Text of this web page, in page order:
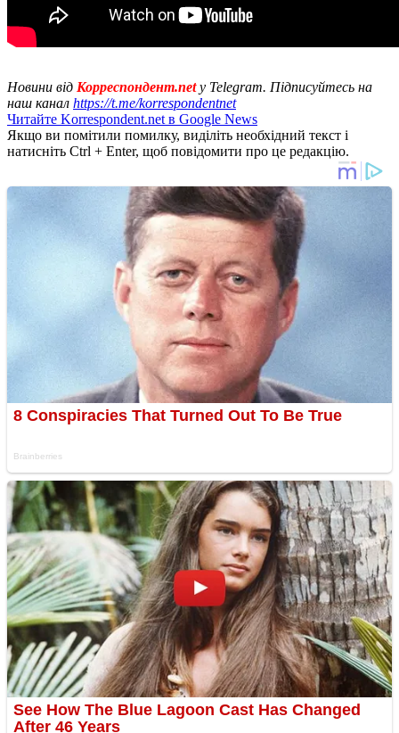
Новини від Корреспондент.netу Telegram. Підписуйтесь на
наш канал https://t.me/korrespondentnet
Читайте Korrespondent.net в Google News
Якщо ви помітили помилку, виділіть необхідний текст і
натисніть Ctrl + Enter, щоб повідомити про це редакцію.